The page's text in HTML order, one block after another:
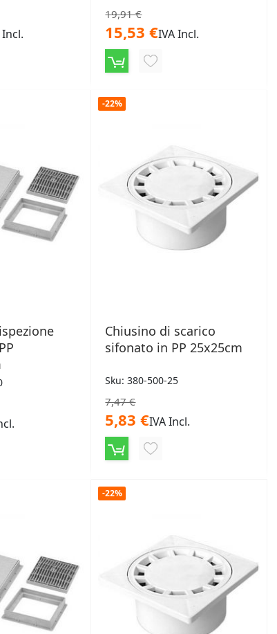
Incl.
19,91 €
15,53 €IVA Incl.
AGGIUNGI
-22%
Chiusino di scarico
sifonato in PP 25x25cm
Sku: 380-500-25
7,47 €
5,83 €IVA Incl.
AGGIUNGI
-22%